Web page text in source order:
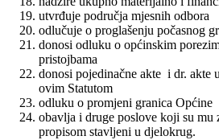
utvrđuje područja mjesnih odbora
odlučuje o proglašenju počasnog
donosi odluku o općinskim
pristojbama
donosi pojedinačne akte i dr. akte
ovim Statutom
odluku o promjeni granica Općine
obavlja i druge poslove koji su
propisom stavljeni u djelokrug.